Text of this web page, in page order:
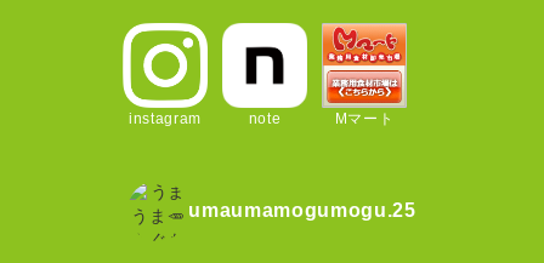
instagram note Mマート
umaumamogumogu.25